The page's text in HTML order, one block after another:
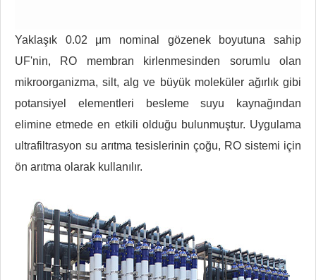
Yaklaşık 0.02 μm nominal gözenek boyutuna sahip
UF'nin, RO membran kirlenmesinden sorumlu olan
mikroorganizma, silt, alg ve büyük moleküler ağırlık gibi
potansiyel elementleri besleme suyu kaynağından
elimine etmede en etkili olduğu bulunmuştur. Uygulama
ultrafiltrasyon su arıtma tesislerinin çoğu, RO sistemi için
ön arıtma olarak kullanılır.